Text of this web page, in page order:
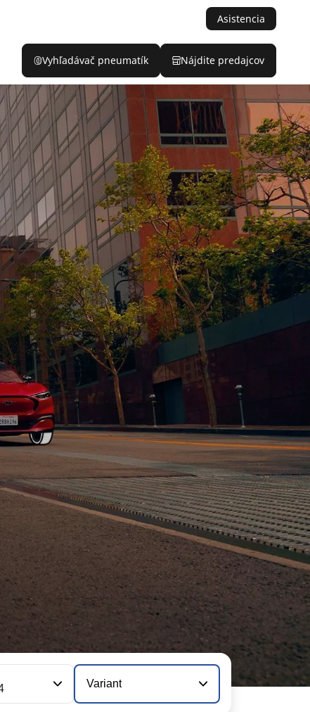
Asistencia
Vyhľadávač pneumatík Nájdite predajcov
Variant